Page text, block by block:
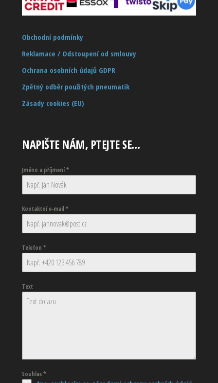
Obchodní podmínky
Reklamace / Odstoupení od smlouvy
Ochrana osobních údajů GDPR
Zpětný odběr použitých pneumatik
Zásady cookies (EU)
NAPIŠTE NÁM, PTEJTE SE…
Jméno a příjmení*
Kontaktní e-mail*
Telefon *
Text
Souhlas*